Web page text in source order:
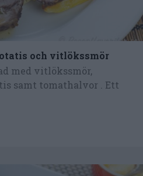
och vitlökssmör
med vitlökssmör,
samt tomathalvor . Ett